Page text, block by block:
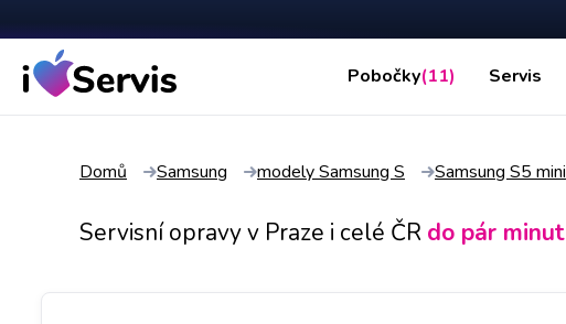
Pobočky(11) Servis
Domů Samsung modely Samsung S Samsung S5 mini
Servisní opravy v Praze i celé ČR do pár minut